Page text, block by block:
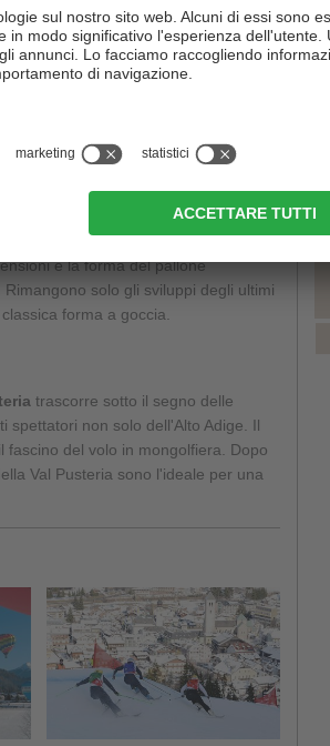
, il cui principio però in pratica è
le
mongolfiere si sono
Quel che non è cambiato, sono i
immessa dentro il pallone ha una
e la forma del pallone
solo gli sviluppi degli ultimi
forma a goccia.
trascorre sotto il segno delle
spettatori non solo dell'Alto Adige. Il
del volo in mongolfiera. Dopo
Val Pusteria sono l'ideale per una